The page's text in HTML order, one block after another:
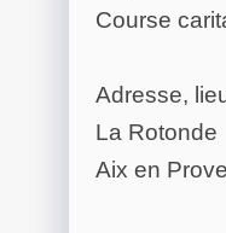
Course
Adresse,
La Rotonde
Aix en